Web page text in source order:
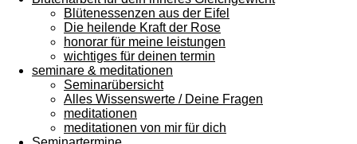
Blütenessenzen aus der Eifel
Die heilende Kraft der Rose
honorar für meine leistungen
wichtiges für deinen termin
seminare & meditationen
Seminarübersicht
Alles Wissenswerte / Deine Fragen
meditationen
meditationen von mir für dich